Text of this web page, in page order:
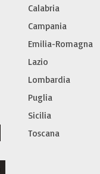
Calabria
Campania
Emilia-Romagna
Lazio
Lombardia
Puglia
Sicilia
Toscana